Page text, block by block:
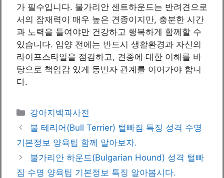
가 필수입니다. 불가리안 센트하운드는 반려견으로
서의 잠재력이 매우 높은 견종이지만, 충분한 시간
과 노력을 들여야만 건강하고 행복하게 함께할 수
있습니다. 입양 전에는 반드시 생활환경과 자신의
라이프스타일을 점검하고, 견종에 대한 이해를 바
탕으로 책임감 있게 동반자 관계를 이어가야 합니
다.
카
테
리
강아지백과사전
불 테리어(Bull Terrier) 털빠짐 특징 성격 수명
기본정보 양육팁 함께 알아보자.
불가리안 하운드(Bulgarian Hound) 성격 털빠
짐 수명 양육팁 기본정보 특징 알아봅시다.